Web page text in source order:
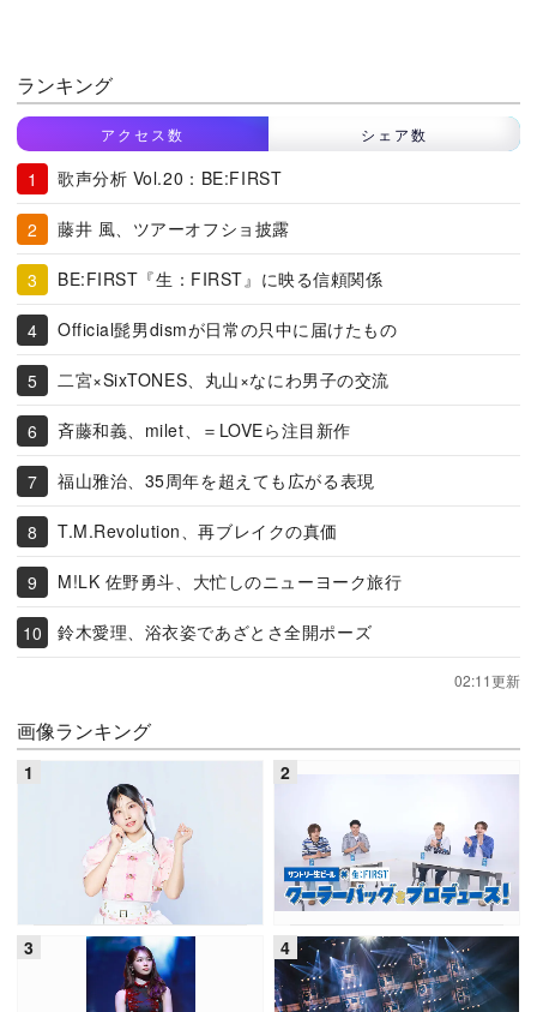
ランキング
アクセス数 シェア数
歌声分析 Vol.20：BE:FIRST
藤井 風、ツアーオフショ披露
BE:FIRST『生：FIRST』に映る信頼関係
Official髭男dismが日常の只中に届けたもの
二宮×SixTONES、丸山×なにわ男子の交流
斉藤和義、milet、＝LOVEら注目新作
福山雅治、35周年を超えても広がる表現
T.M.Revolution、再ブレイクの真価
M!LK 佐野勇斗、大忙しのニューヨーク旅行
鈴木愛理、浴衣姿であざとさ全開ポーズ
02:11更新
画像ランキング